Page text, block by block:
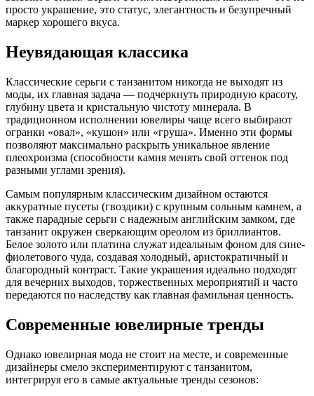
просто украшение, это статус, элегантность и безупречный
маркер хорошего вкуса.
Неувядающая классика
Классические серьги с танзанитом никогда не выходят из
моды, их главная задача — подчеркнуть природную красоту,
глубину цвета и кристальную чистоту минерала. В
традиционном исполнении ювелиры чаще всего выбирают
огранки «овал», «кушон» или «груша». Именно эти формы
позволяют максимально раскрыть уникальное явление
плеохроизма (способности камня менять свой оттенок под
разными углами зрения).
Самым популярным классическим дизайном остаются
аккуратные пусеты (гвоздики) с крупным сольным камнем, а
также парадные серьги с надежным английским замком, где
танзанит окружен сверкающим ореолом из бриллиантов.
Белое золото или платина служат идеальным фоном для сине-
фиолетового чуда, создавая холодный, аристократичный и
благородный контраст. Такие украшения идеально подходят
для вечерних выходов, торжественных мероприятий и часто
передаются по наследству как главная фамильная ценность.
Современные ювелирные тренды
Однако ювелирная мода не стоит на месте, и современные
дизайнеры смело экспериментируют с танзанитом,
интегрируя его в самые актуальные тренды сезонов: